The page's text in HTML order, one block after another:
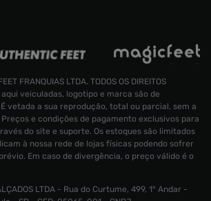
Tênis Nike Air Force 1 LV8 5 Bg Infantil
FRANQUIAS LTDA. TODOS OS DIREITOS
aqui veiculadas, logotipo e marca são de
vetada a sua reprodução, total ou parcial, sem a
e condições de pagamento exclusivos para
do site e suporte. Os estoques são limitados
à nossa rede de lojas físicas podendo sofrer
Em caso de divergência, o preço válido é o
LTDA - Rua do Curtume, 499, 1° Andar -